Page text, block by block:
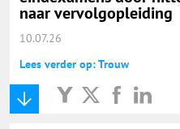
naar vervolgopleiding
10.07.26
Lees verder op: Trouw